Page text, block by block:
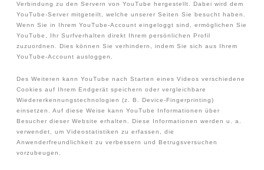
Verbindung zu den Servern von YouTube hergestellt. Dabei wird dem
YouTube-Server mitgeteilt, welche unserer Seiten Sie besucht haben.
Wenn Sie in Ihrem YouTube-Account eingeloggt sind, ermöglichen Sie
YouTube, Ihr Surfverhalten direkt Ihrem persönlichen Profil
zuzuordnen. Dies können Sie verhindern, indem Sie sich aus Ihrem
YouTube-Account ausloggen.
Des Weiteren kann YouTube nach Starten eines Videos verschiedene
Cookies auf Ihrem Endgerät speichern oder vergleichbare
Wiedererkennungstechnologien (z. B. Device-Fingerprinting)
einsetzen. Auf diese Weise kann YouTube Informationen über
Besucher dieser Website erhalten. Diese Informationen werden u. a.
verwendet, um Videostatistiken zu erfassen, die
Anwenderfreundlichkeit zu verbessern und Betrugsversuchen
vorzubeugen.